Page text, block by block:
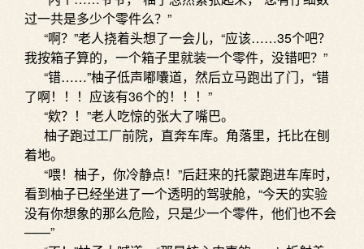
过一共是多少个零件么？”
“啊？”老人挠着头想了一会儿，“应该……35个吧？
我按箱子算的，一个箱子里就装一个零件，没错吧？”
“错……”柚子低声嘟囔道，然后立马跑出了门，“错
了啊！！！应该有36个的！！！”
“欸？！”老人吃惊的张大了嘴巴。
柚子跑过工厂前院，直奔车库。角落里，托比在刨
着地。
“喂！柚子，你冷静点！”后赶来的托蒙跑进车库时，
看到柚子已经坐进了一个透明的驾驶舱，“今天的实验
没有你想象的那么危险，只是少一个零件，他们也不会
——”